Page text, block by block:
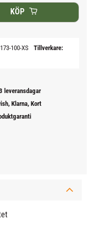
KÖP
100-XS
Tillverkare
leveransdagar
Klarna, Kort